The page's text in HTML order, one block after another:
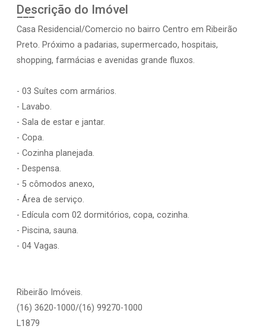
Descrição do Imóvel
Casa Residencial/Comercio no bairro Centro em Ribeirão
Preto. Próximo a padarias, supermercado, hospitais,
shopping, farmácias e avenidas grande fluxos.
- 03 Suítes com armários.
- Lavabo.
- Sala de estar e jantar.
- Copa.
- Cozinha planejada.
- Despensa.
- 5 cômodos anexo,
- Área de serviço.
- Edícula com 02 dormitórios, copa, cozinha.
- Piscina, sauna.
- 04 Vagas.
Ribeirão Imóveis.
(16) 3620-1000/(16) 99270-1000
L1879